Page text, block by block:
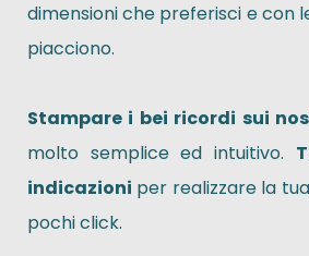
dimensioni che preferisci e con
piacciono.
Stampare i bei ricordi sui
molto semplice ed intuitivo.
indicazioni per realizzare la
pochi click.